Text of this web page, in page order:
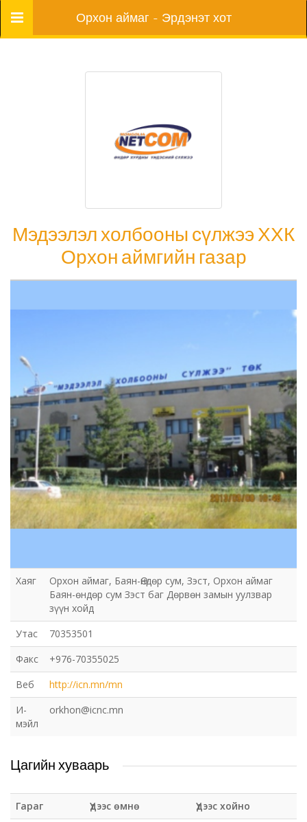
Цэс Орхон аймаг - Эрдэнэт хот
Мэдээлэл холбооны сүлжээ ХХК
Орхон аймгийн газар
аймгийн газар
Хаяг
Орхон аймаг, Баян-Өндөр сум, Зэст, Орхон аймаг
Баян-өндөр сум Зэст баг Дөрвөн замын уулзвар
зүүн хойд
Утас
70353501
Факс
+976-70355025
Веб
http://icn.mn/mn
И-
мэйл
orkhon@icnc.mn
Цагийн хуваарь
Гараг Үдээс өмнө
Үдээс хойно